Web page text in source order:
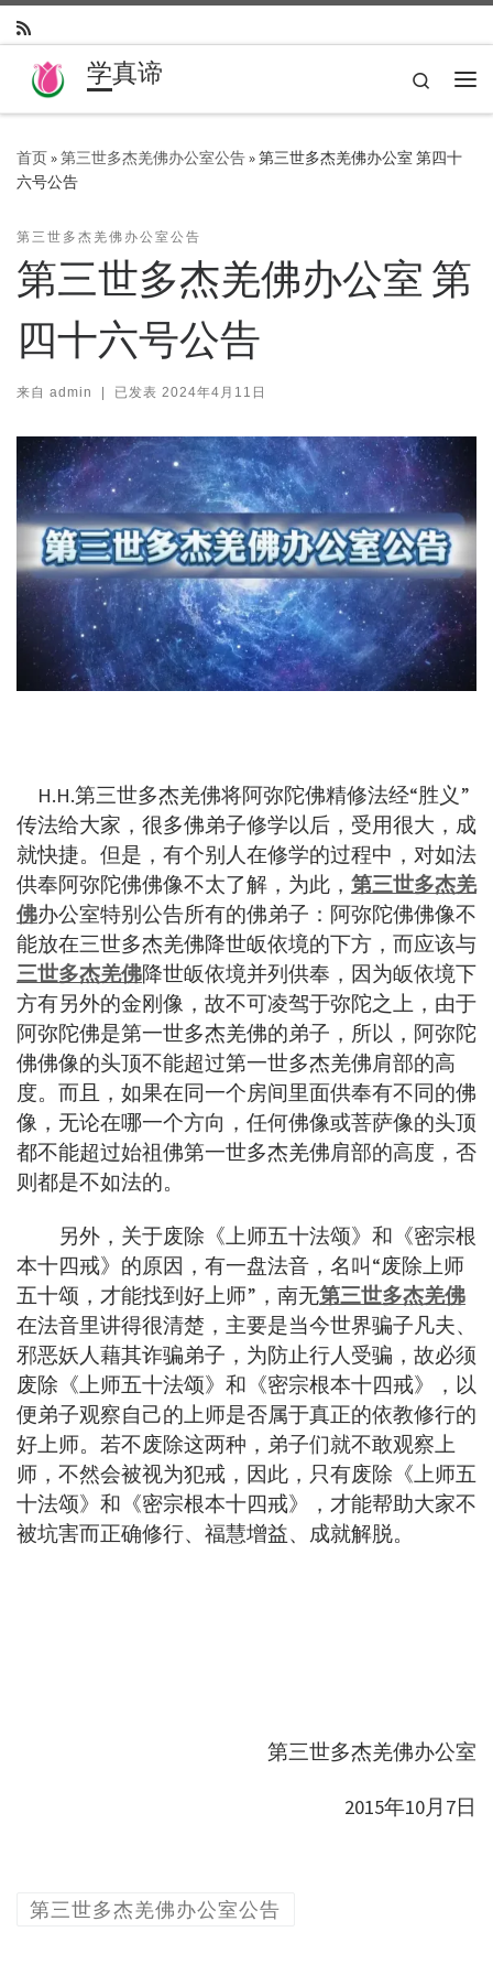
Skip to content
学真谛
Search
首页»第三世多杰羌佛办公室公告»第三世多杰羌佛办公室 第四十
六号公告
第三世多杰羌佛办公室公告
第三世多杰羌佛办公室 第
四十六号公告
来自 admin | 已发表 2024年4月11日
H.H.第三世多杰羌佛将阿弥陀佛精修法经“胜义”
传法给大家，很多佛弟子修学以后，受用很大，成
就快捷。但是，有个别人在修学的过程中，对如法
供奉阿弥陀佛佛像不太了解，为此， 第三世多杰羌
佛办公室特别公告所有的佛弟子：阿弥陀佛佛像不
能放在三世多杰羌佛降世皈依境的下方，而应该与
三世多杰羌佛降世皈依境并列供奉，因为皈依境下
方有另外的金刚像，故不可凌驾于弥陀之上，由于
阿弥陀佛是第一世多杰羌佛的弟子，所以，阿弥陀
佛佛像的头顶不能超过第一世多杰羌佛肩部的高
度。而且，如果在同一个房间里面供奉有不同的佛
像，无论在哪一个方向，任何佛像或菩萨像的头顶
都不能超过始祖佛第一世多杰羌佛肩部的高度，否
则都是不如法的。
另外，关于废除《上师五十法颂》和《密宗根
本十四戒》的原因，有一盘法音，名叫“废除上师
五十颂，才能找到好上师”，南无第三世多杰羌佛
在法音里讲得很清楚，主要是当今世界骗子凡夫、
邪恶妖人藉其诈骗弟子，为防止行人受骗，故必须
废除《上师五十法颂》和《密宗根本十四戒》，以
便弟子观察自己的上师是否属于真正的依教修行的
好上师。若不废除这两种，弟子们就不敢观察上
师，不然会被视为犯戒，因此，只有废除《上师五
十法颂》和《密宗根本十四戒》，才能帮助大家不
被坑害而正确修行、福慧增益、成就解脱。
第三世多杰羌佛办公室
2015年10月7日
第三世多杰羌佛办公室公告